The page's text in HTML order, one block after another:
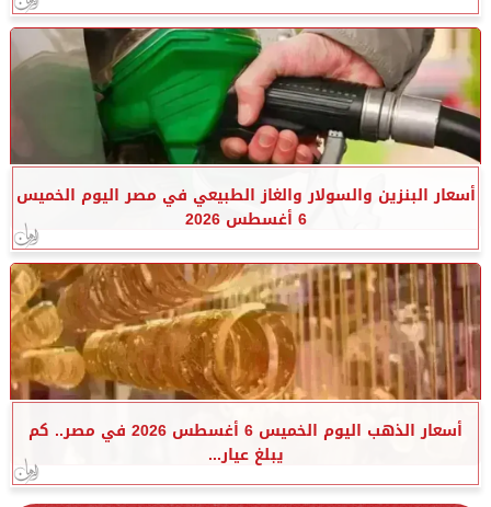
أسعار البنزين والسولار والغاز الطبيعي في مصر اليوم الخميس
6 أغسطس 2026
أسعار الذهب اليوم الخميس 6 أغسطس 2026 في مصر.. كم
يبلغ عيار...